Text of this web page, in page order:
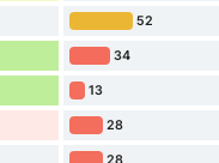
52
34
13
28